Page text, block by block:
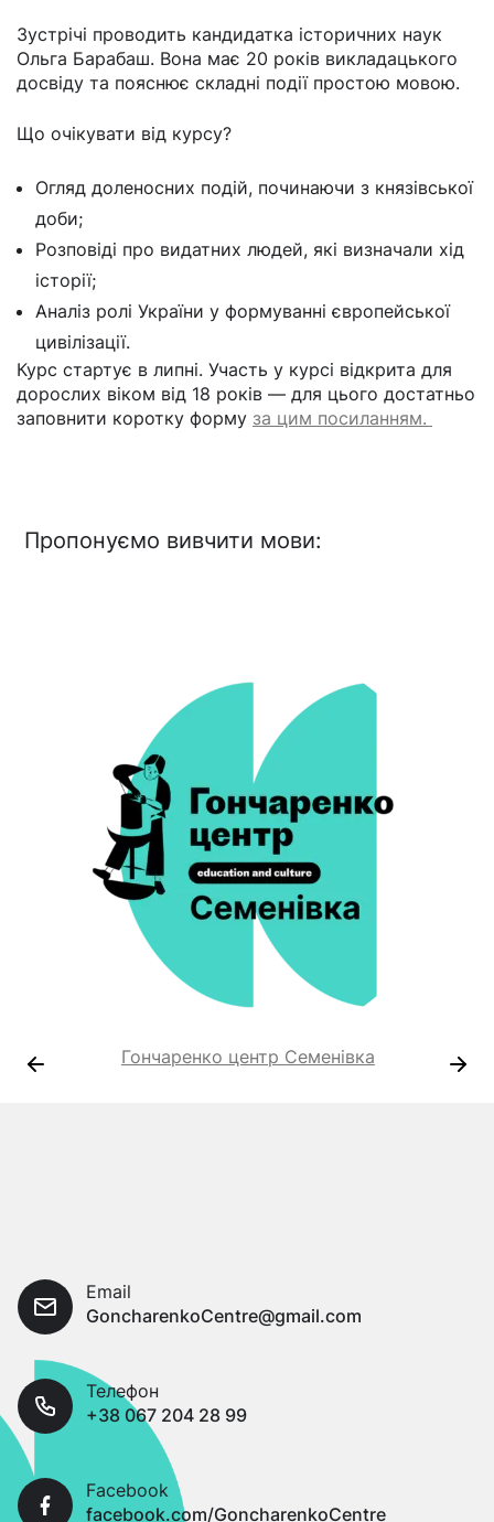
Зустрічі проводить кандидатка історичних наук
Ольга Барабаш. Вона має 20 років викладацького
досвіду та пояснює складні події простою мовою.
Що очікувати від курсу?
Огляд доленосних подій, починаючи з князівської
доби;
Розповіді про видатних людей, які визначали хід
історії;
Аналіз ролі України у формуванні європейської
цивілізації.
Курс стартує в липні. Участь у курсі відкрита для
дорослих віком від 18 років — для цього достатньо
заповнити коротку форму за цим посиланням.
Пропонуємо вивчити мови:
Гончаренко центр Семенівка
Email
GoncharenkoCentre@gmail.com
Телефон
+38 067 204 28 99
Facebook
facebook.com/GoncharenkoCentre